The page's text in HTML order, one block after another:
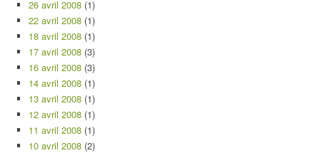
26 avril 2008 (1)
22 avril 2008 (1)
18 avril 2008 (1)
17 avril 2008 (3)
16 avril 2008 (3)
14 avril 2008 (1)
13 avril 2008 (1)
12 avril 2008 (1)
11 avril 2008 (1)
10 avril 2008 (2)